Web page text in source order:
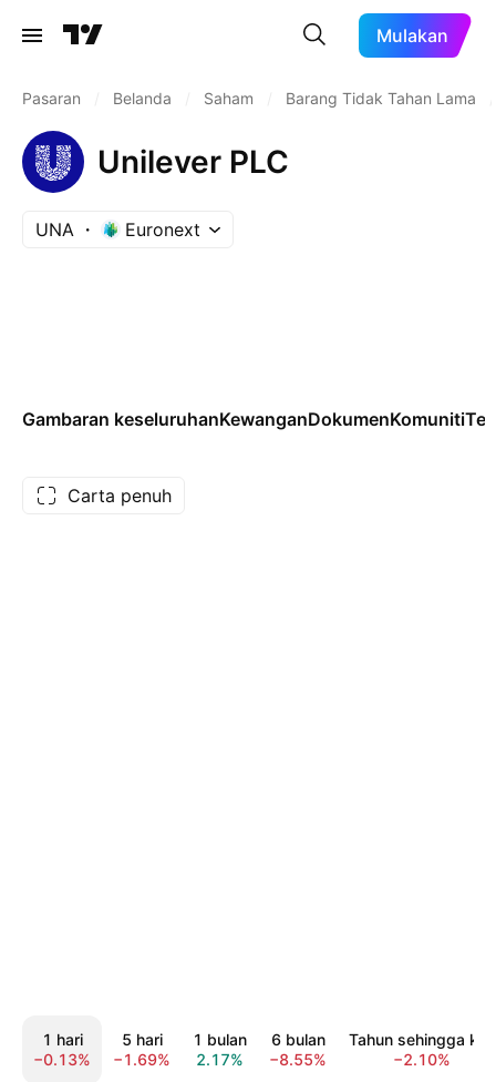
Mulakan
Pasaran Belanda Saham Barang Tidak Tahan Lama
Unilever PLC
UNA Euronext
Gambaran keseluruhanKewanganDokumenKomuniti
Carta penuh
1 hari
−0.13%
5 hari
−1.69%
1 bulan
2.17%
6 bulan
−8.55%
Tahun sehingga kini
−2.10%